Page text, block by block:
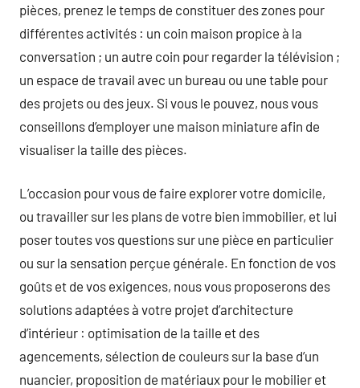
pièces, prenez le temps de constituer des zones pour
différentes activités : un coin maison propice à la
conversation ; un autre coin pour regarder la télévision ;
un espace de travail avec un bureau ou une table pour
des projets ou des jeux. Si vous le pouvez, nous vous
conseillons d’employer une maison miniature afin de
visualiser la taille des pièces.
L’occasion pour vous de faire explorer votre domicile,
ou travailler sur les plans de votre bien immobilier, et lui
poser toutes vos questions sur une pièce en particulier
ou sur la sensation perçue générale. En fonction de vos
goûts et de vos exigences, nous vous proposerons des
solutions adaptées à votre projet d’architecture
d’intérieur : optimisation de la taille et des
agencements, sélection de couleurs sur la base d’un
nuancier, proposition de matériaux pour le mobilier et